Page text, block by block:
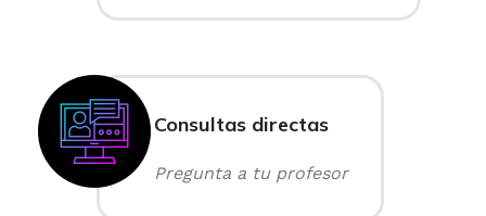
Consultas directas
Pregunta a tu profesor